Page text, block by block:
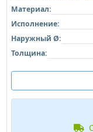
Исполнение:
Наружный Ø:
Внутренний Ø:
Толщина: